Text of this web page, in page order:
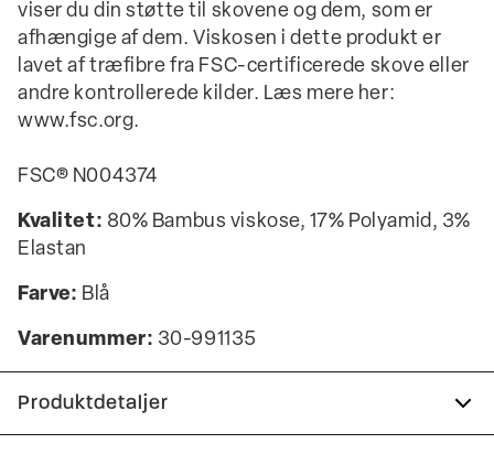
viser du din støtte til skovene og dem, som er
afhængige af dem. Viskosen i dette produkt er
lavet af træfibre fra FSC-certificerede skove eller
andre kontrollerede kilder. Læs mere her:
www.fsc.org.
FSC® N004374
Kvalitet: 80% Bambus viskose, 17% Polyamid, 3%
Elastan
Farve: Blå
Varenummer: 30-991135
Produktdetaljer